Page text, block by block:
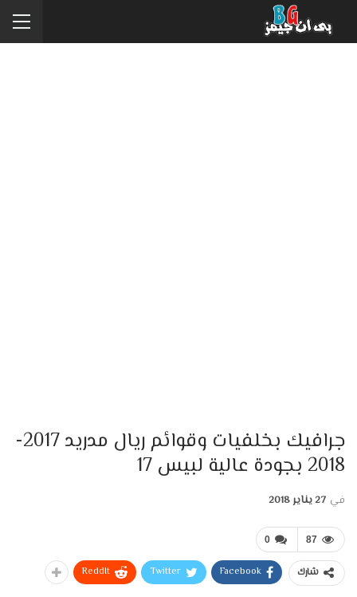
جرافيك بخلفيات وقوائم ريال مدريد 2017-
2018 بجودة عالية لبيس 17
في 27 يناير 2018
0 87
شارك Facebook
Twitter
ReddIt